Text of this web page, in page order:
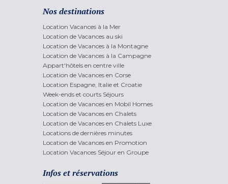
Nos destinations
Location Vacances à la Mer
Location de Vacances au ski
Location de Vacances à la Montagne
Location de Vacances à la Campagne
Appart'hôtels en centre ville
Location de Vacances en Corse
Location Espagne, Italie et Croatie
Week-ends et courts Séjours
Location de Vacances en Mobil Homes
Location de Vacances en Chalets
Location de Vacances en Chalets Luxe
Locations de dernières minutes
Location de Vacances en Promotion
Location Vacances Séjour en Groupe
Infos et réservations